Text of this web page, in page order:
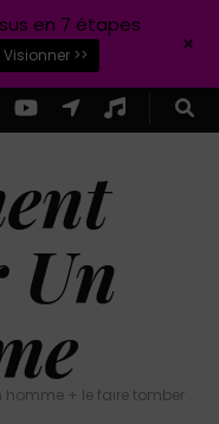
+ le faire tomber
en 7 étapes
Visionner >> +